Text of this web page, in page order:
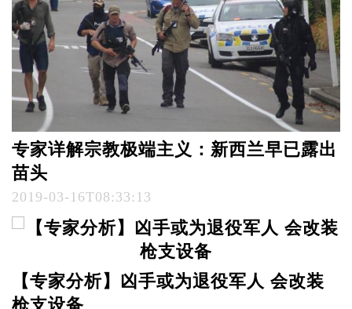
专家详解宗教极端主义：新西兰早已露出
苗头
2019-03-16T08:33:13
【专家分析】凶手或为退役军人 会改装
枪支设备